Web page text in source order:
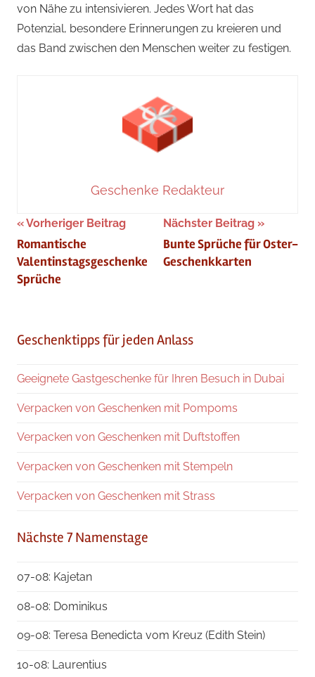
von Nähe zu intensivieren. Jedes Wort hat das
Potenzial, besondere Erinnerungen zu kreieren und
das Band zwischen den Menschen weiter zu festigen.
Geschenke Redakteur
Beitragsnavigation
Vorheriger Beitrag
Romantische
Valentinstagsgeschenke
Sprüche
Nächster Beitrag
Bunte Sprüche für Oster-
Geschenkkarten
Geschenktipps für jeden Anlass
Geeignete Gastgeschenke für Ihren Besuch in Dubai
Verpacken von Geschenken mit Pompoms
Verpacken von Geschenken mit Duftstoffen
Verpacken von Geschenken mit Stempeln
Verpacken von Geschenken mit Strass
Nächste 7 Namenstage
07-08: Kajetan
08-08: Dominikus
09-08: Teresa Benedicta vom Kreuz (Edith Stein)
10-08: Laurentius